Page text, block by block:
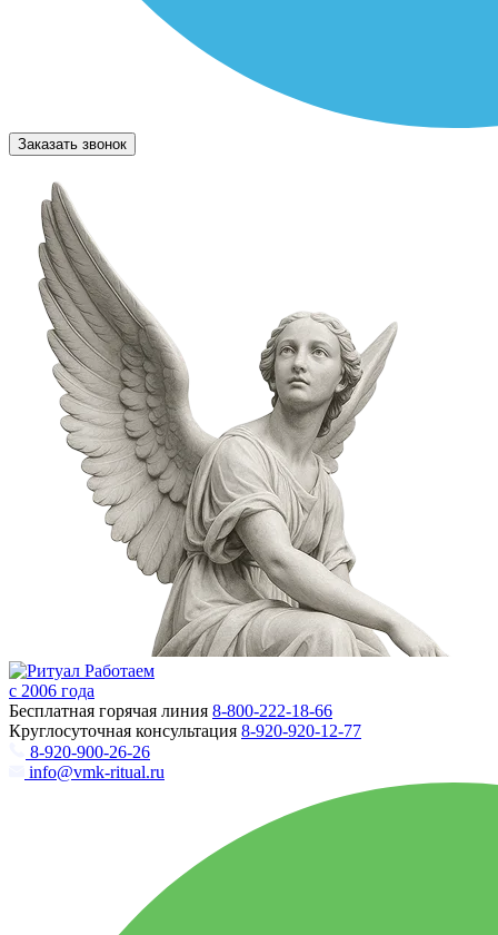
Заказать звонок
Работаем
с 2006 года
Бесплатная горячая линия 8-800-222-18-66
Круглосуточная консультация 8-920-920-12-77
8-920-900-26-26
info@vmk-ritual.ru